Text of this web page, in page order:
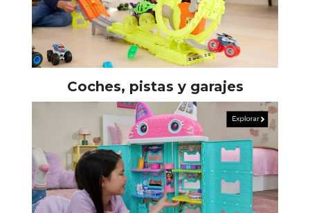
Coches, pistas y garajes